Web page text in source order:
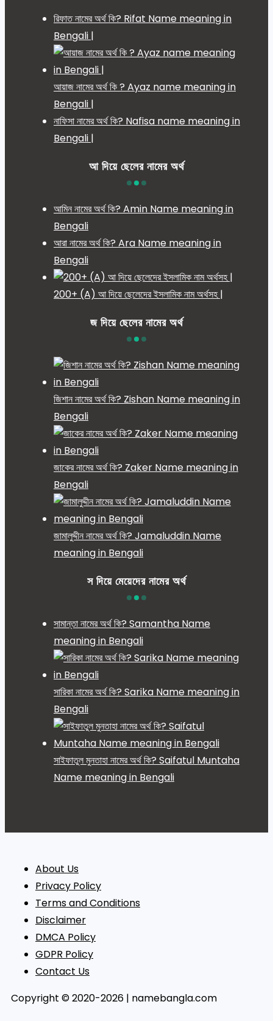
রিফাত নামের অর্থ কি? Rifat Name meaning in
Bengali |
আয়াজ নামের অর্থ কি ? Ayaz name meaning in
Bengali |
নাফিসা নামের অর্থ কি? Nafisa name meaning in
Bengali |
আ দিয়ে ছেলের নামের অর্থ
আমিন নামের অর্থ কি? Amin Name meaning in
Bengali
আরা নামের অর্থ কি? Ara Name meaning in
Bengali
200+ (A) আ দিয়ে ছেলেদের ইসলামিক নাম অর্থসহ |
জ দিয়ে ছেলের নামের অর্থ
জিশান নামের অর্থ কি? Zishan Name meaning in
Bengali
জাকের নামের অর্থ কি? Zaker Name meaning in
Bengali
জামালুদ্দীন নামের অর্থ কি? Jamaluddin Name
meaning in Bengali
স দিয়ে মেয়েদের নামের অর্থ
সামান্তা নামের অর্থ কি? Samantha Name
meaning in Bengali
সারিকা নামের অর্থ কি? Sarika Name meaning in
Bengali
সাইফাতুল মুনতাহা নামের অর্থ কি? Saifatul Muntaha
Name meaning in Bengali
About Us
Privacy Policy
Terms and Conditions
Disclaimer
DMCA Policy
GDPR Policy
Contact Us
Copyright © 2020-2026 | namebangla.com